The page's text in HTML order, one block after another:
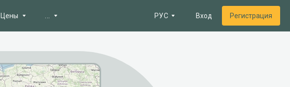
Цены
Реклама на сайте
Цены на топливо
РУС Вход Регистрация